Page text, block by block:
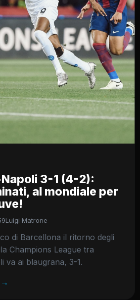
3-1 (4-2):
al mondiale per
Luigi Matrone
di Barcellona il ritorno degli
Champions League tra
va ai blaugrana, 3-1.
→